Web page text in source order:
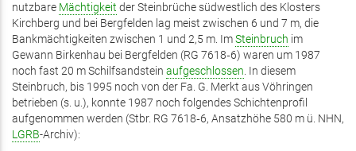
nutzbare Mächtigkeit der Steinbrüche südwestlich des Klosters
Kirchberg und bei Bergfelden lag meist zwischen 6 und 7 m, die
Bankmächtigkeiten zwischen 1 und 2,5 m. ImSteinbruch im
Gewann Birkenhau bei Bergfelden (RG 7618‑6) waren um 1987
noch fast 20 m Schilfsandstein aufgeschlossen. In diesem
Steinbruch, bis 1995 noch von der Fa. G. Merkt aus Vöhringen
betrieben (s. u.), konnte 1987 noch folgendes Schichtenprofil
aufgenommen werden (Stbr. RG 7618‑6, Ansatzhöhe 580 m ü. NHN,
LGRB-Archiv):